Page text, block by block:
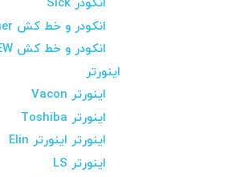
انکودر Sick
انکودر و خط کش Baumer
انکودر و خط کش SEW
اینورتر
اینورتر Vacon
اینورتر Toshiba
اینورتر اینورتر Elin
اینورتر LS